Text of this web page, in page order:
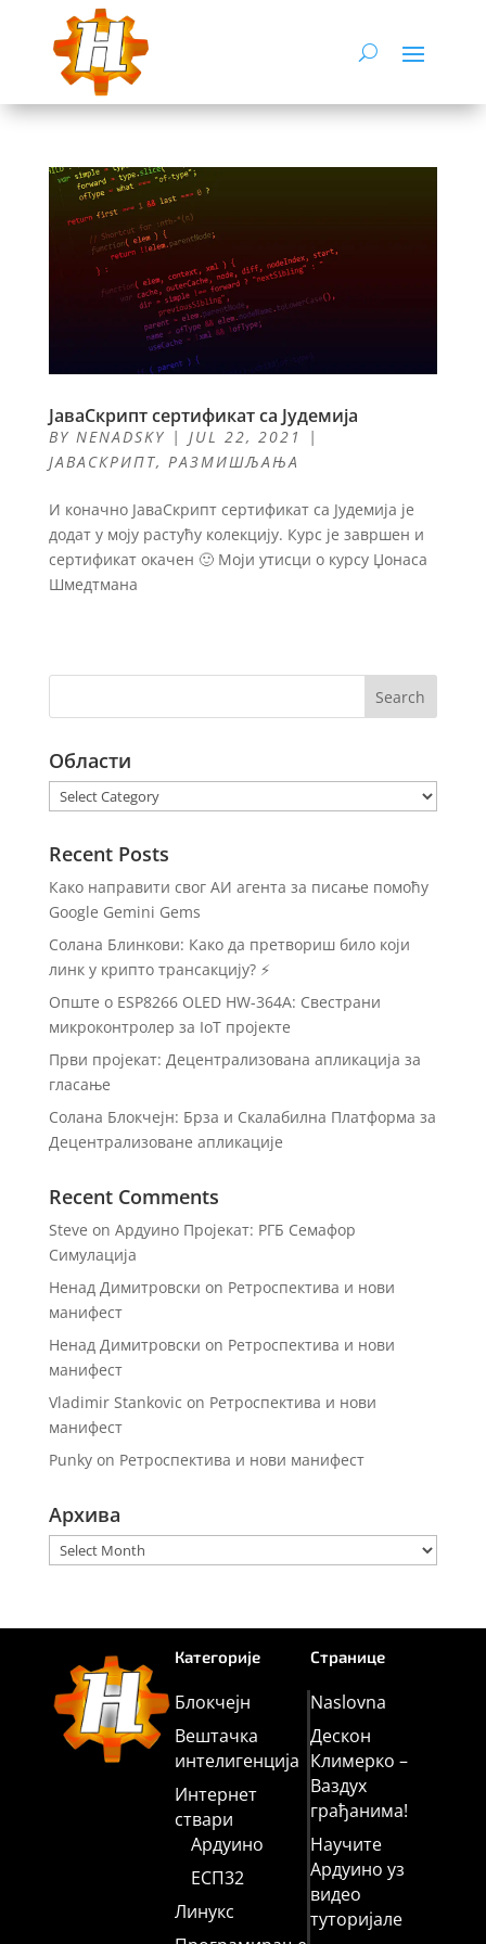
ЈаваСкрипт сертификат са Јудемија
BY NENADSKY | JUL 22, 2021
|
ЈАВАСКРИПТ, РАЗМИШЉАЊА
И коначно ЈаваСкрипт сертификат са Јудемија је
додат у моју растућу колекцију. Курс је завршен и
сертификат окачен 🙂 Моји утисци о курсу Џонаса
Шмедтмана
Области
Области
Recent Posts
Како направити свог АИ агента за писање помоћу
Google Gemini Gems
Солана Блинкови: Како да претвориш било који
линк у крипто трансакцију? ⚡
Опште о ESP8266 OLED HW-364A: Свестрани
микроконтролер за IoT пројекте
Први пројекат: Децентрализована апликација за
гласање
Солана Блокчејн: Брза и Скалабилна Платформа за
Децентрализоване апликације
Recent Comments
Steve on Ардуино Пројекат: РГБ Семафор
Симулација
Ненад Димитровски on Ретроспектива и нови
манифест
Ненад Димитровски on Ретроспектива и нови
манифест
Vladimir Stankovic on Ретроспектива и нови
манифест
Punkyon Ретроспектива и нови манифест
Архива
Архива
Категорије
Блокчејн
Вештачка
интелигенција
Интернет
ствари
Ардуино
ЕСП32
Линукс
Странице
Naslovna
Дескон
Климерко –
Ваздух
грађанима!
Научите
Ардуино уз
видео
туторијале